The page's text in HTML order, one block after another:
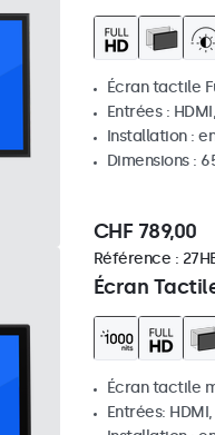
Écran tactile
Entrées :
Installation :
Dimensions :
CHF 789,00
Écran
Référence :
Écran tactile
Entrées: